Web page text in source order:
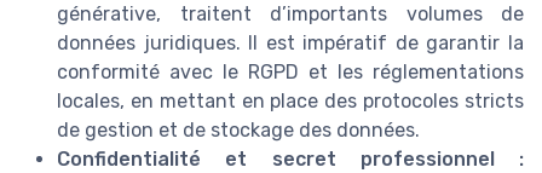
générative, traitent d’importants volumes de
données juridiques. Il est impératif de garantir la
conformité avec le RGPD et les réglementations
locales, en mettant en place des protocoles stricts
de gestion et de stockage des données.
Confidentialité et secret professionnel :